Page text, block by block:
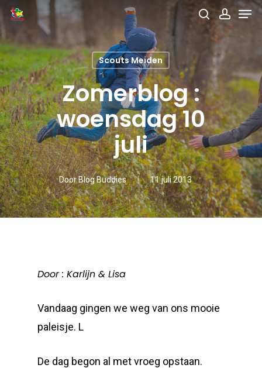
Skip
to
main
content
search
Scouts Meiden
Zomerblog :
woensdag 10
juli
DoorBlog Buddies 11 juli 2013
Door : Karlijn & Lisa
Vandaag gingen we weg van ons mooie
paleisje. L
De dag begon al met vroeg opstaan.